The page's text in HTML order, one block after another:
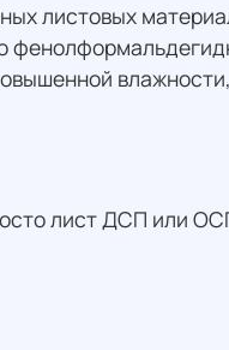
листовых
лист ДСП или